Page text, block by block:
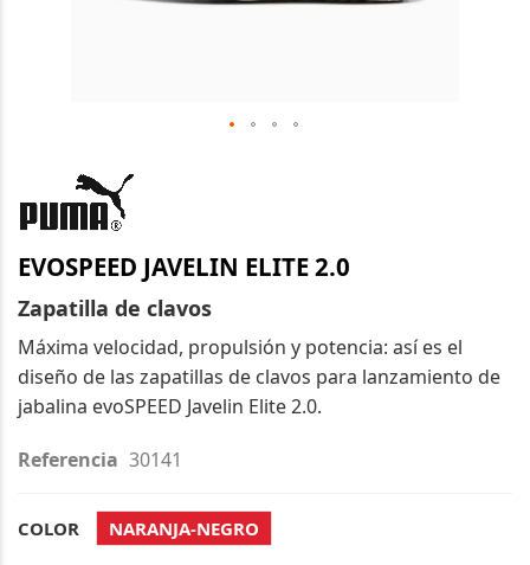
comienzo
la
galería
de
imágenes
EVOSPEED JAVELIN ELITE 2.0
Zapatilla de clavos
Máxima velocidad, propulsión y potencia: así es el
diseño de las zapatillas de clavos para lanzamiento de
jabalina evoSPEED Javelin Elite 2.0.
Referencia 30141
COLOR NARANJA-NEGRO